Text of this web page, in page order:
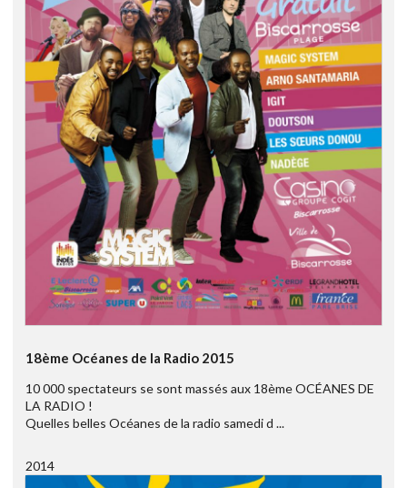
18ème Océanes de la Radio 2015
10 000 spectateurs se sont massés aux 18ème OCÉANES DE
LA RADIO !
Quelles belles Océanes de la radio samedi d ...
2014